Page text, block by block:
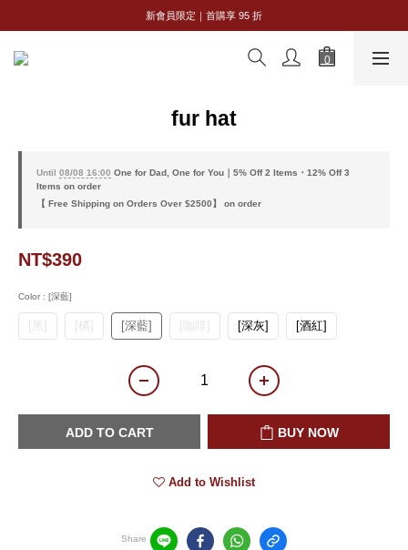
8/8 父親節限定｜全館 2 件 95 折・3 件 88 折
新會員限定｜首購享 95 折
8/8 父親節限定｜全館 2 件 95 折・3 件 88 折
fur hat
Until 08/08 16:00 One for Dad, One for You｜5% Off 2 Items・12% Off 3
Items on order
【 Free Shipping on Orders Over $2500】 on order
NT$390
Color : [深藍]
[黑] [橘] [深藍] [深灰] [酒紅]
ADD TO CART BUY NOW
Add to Wishlist
Share